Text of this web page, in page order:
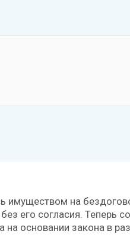
на
его согласия. Теперь
основании закона в